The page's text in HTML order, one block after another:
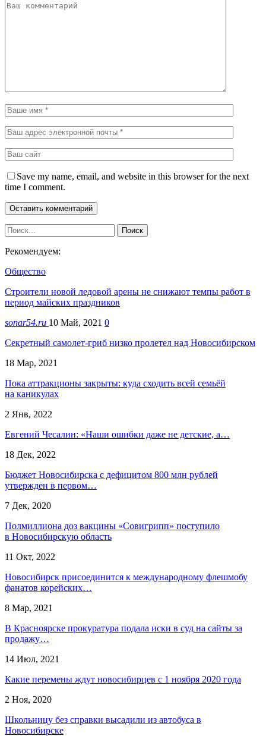
Save my name, email, and website in this browser for the next
time I comment.
Рекомендуем:
Общество
Строители новой ледовой арены не снижают темпы работ в
период майских праздников
sonar54.ru 10 Май, 2021 0
Секретный самолет-гриб низко пролетел над Новосибирском
18 Мар, 2021
Пока аттракционы закрыты: куда сходить всей семьёй
на каникулах
2 Янв, 2022
Евгений Чесалин: «Наши ошибки даже не детские, а…
18 Дек, 2022
Бюджет Новосибирска с дефицитом 800 млн рублей
утвержден в первом…
7 Дек, 2020
Полмиллиона доз вакцины «Совигрипп» поступило
в Новосибирскую область
11 Окт, 2022
Новосибирск присоединится к международному флешмобу
фанатов корейских…
8 Мар, 2021
В Красноярске прокуратура подала иски в суд на сайты за
продажу…
14 Июл, 2021
Какие перемены ждут новосибирцев с 1 ноября 2020 года
2 Ноя, 2020
Школьницу без справки высадили из автобуса в
Новосибирске